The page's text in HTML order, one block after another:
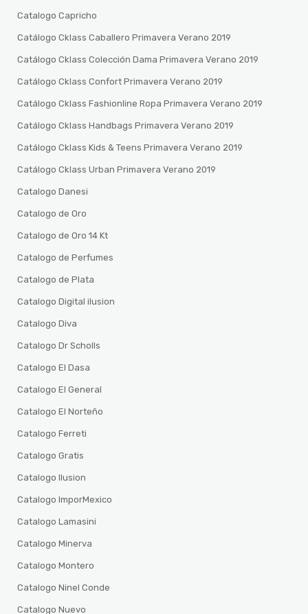
Catalogo Capricho
Catálogo Cklass Caballero Primavera Verano 2019
Catálogo Cklass Colección Dama Primavera Verano 2019
Catálogo Cklass Confort Primavera Verano 2019
Catálogo Cklass Fashionline Ropa Primavera Verano 2019
Catálogo Cklass Handbags Primavera Verano 2019
Catálogo Cklass Kids & Teens Primavera Verano 2019
Catálogo Cklass Urban Primavera Verano 2019
Catalogo Danesi
Catalogo de Oro
Catalogo de Oro 14 Kt
Catalogo de Perfumes
Catalogo de Plata
Catalogo Digital ilusion
Catalogo Diva
Catalogo Dr Scholls
Catalogo El Dasa
Catalogo El General
Catalogo El Norteño
Catalogo Ferreti
Catalogo Gratis
Catalogo Ilusion
Catalogo ImporMexico
Catalogo Lamasini
Catalogo Minerva
Catalogo Montero
Catalogo Ninel Conde
Catalogo Nuevo